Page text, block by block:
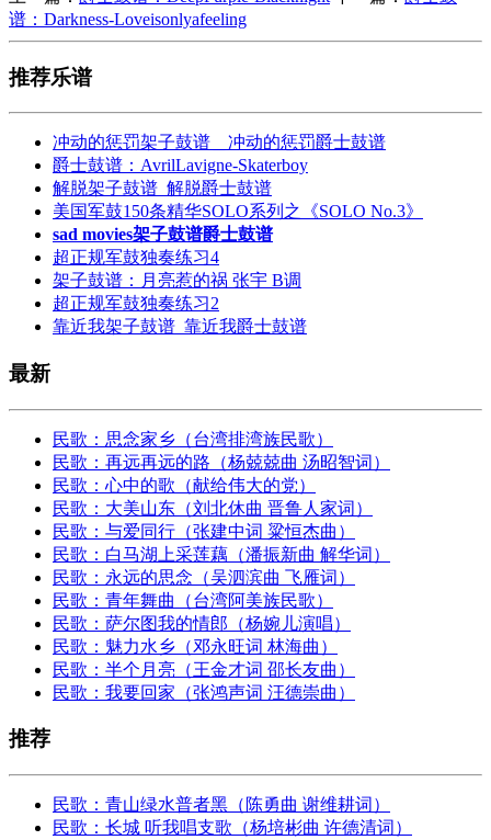
谱：Darkness-Loveisonlyafeeling
推荐乐谱
冲动的惩罚架子鼓谱＿冲动的惩罚爵士鼓谱
爵士鼓谱：AvrilLavigne-Skaterboy
解脱架子鼓谱_解脱爵士鼓谱
美国军鼓150条精华SOLO系列之《SOLO No.3》
sad movies架子鼓谱爵士鼓谱
超正规军鼓独奏练习4
架子鼓谱：月亮惹的祸 张宇 B调
超正规军鼓独奏练习2
靠近我架子鼓谱_靠近我爵士鼓谱
最新
民歌：思念家乡（台湾排湾族民歌）
民歌：再远再远的路（杨兢兢曲 汤昭智词）
民歌：心中的歌（献给伟大的党）
民歌：大美山东（刘北休曲 晋鲁人家词）
民歌：与爱同行（张建中词 粱恒杰曲）
民歌：白马湖上采莲藕（潘振新曲 解华词）
民歌：永远的思念（吴泗滨曲 飞雁词）
民歌：青年舞曲（台湾阿美族民歌）
民歌：萨尔图我的情郎（杨婉儿演唱）
民歌：魅力水乡（邓永旺词 林海曲）
民歌：半个月亮（王金才词 邵长友曲）
民歌：我要回家（张鸿声词 汪德崇曲）
推荐
民歌：青山绿水普者黑（陈勇曲 谢维耕词）
民歌：长城 听我唱支歌（杨培彬曲 许德清词）